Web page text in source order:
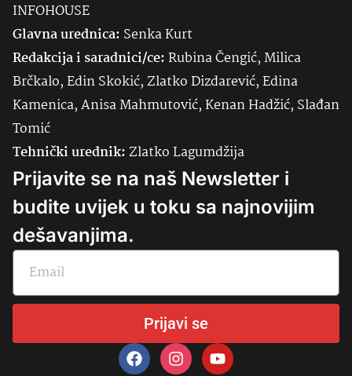
INFOHOUSE
Glavna urednica: SenkaKurt
Redakcija i saradnici/ce:Rubina Čengić, Milica
Brčkalo, Edin Skokić, Zlatko Dizdarević, Edina
Kamenica, Anisa Mahmutović, Kenan Hadžić, Slađan
Tomić
Tehnički urednik:Zlatko Lagumdžija
Prijavite se na naš Newsletter i
budite uvijek u toku sa najnovijim
dešavanjima.
Prijavi se